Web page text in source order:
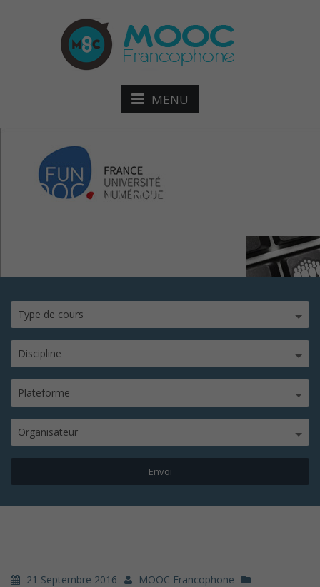
MENU
MOOC Accessibilité
Type de cours
Discipline
Plateforme
Organisateur
21 Septembre 2016
MOOC Francophone